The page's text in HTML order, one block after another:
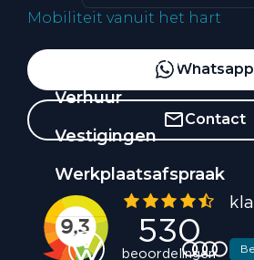
Elektrisch rijden
Verhuur
Vestigingen
Werkplaatsafspraak
Mobiliteit vanuit het hart
Whatsapp
Contact